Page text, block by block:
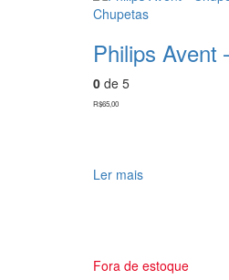
Chupetas
Philips Avent
0 de 5
R$65,00
Ler mais
Fora de estoque